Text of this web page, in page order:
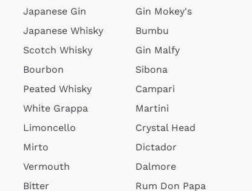
Japanese Gin
Japanese Whisky
Scotch Whisky
Bourbon
Peated Whisky
White Grappa
Limoncello
Mirto
Vermouth
Bitter
Gin Mokey's
Bumbu
Gin Malfy
Sibona
Campari
Martini
Crystal Head
Dictador
Dalmore
Rum Don Papa